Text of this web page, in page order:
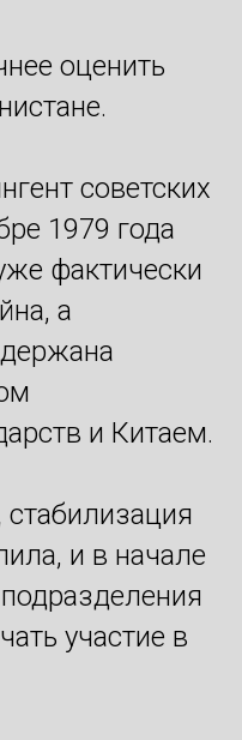
оценить
советских
1979 года
фактически
а
и Китаем.
и в начале
участие в